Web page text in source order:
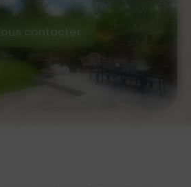
Nous contacter